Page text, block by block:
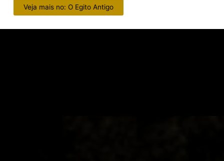
Veja mais no: O Egito Antigo